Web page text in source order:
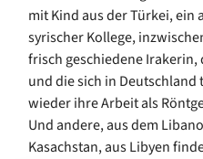
mit Kind aus der Türkei, ein
syrischer Kollege,
frisch geschiedene
und die sich in
wieder ihre Arbeit als
Und andere, aus dem
Kasachstan, aus Libyen